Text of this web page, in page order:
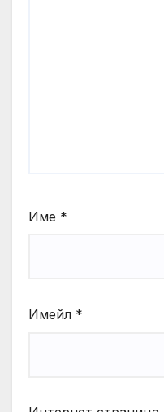
Име *
Имейл *